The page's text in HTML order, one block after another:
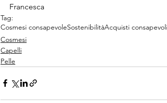
Francesca
Tag:
Cosmesi consapevoleSostenibilitàAcquisti consapevoli
Cosmesi
Capelli
Pelle